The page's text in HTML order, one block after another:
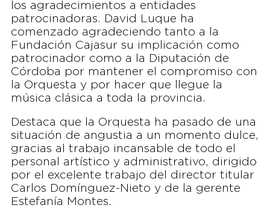
los agradecimientos a entidades
patrocinadoras. David Luque ha
comenzado agradeciendo tanto a la
Fundación Cajasur su implicación como
patrocinador como a la Diputación de
Córdoba por mantener el compromiso con
la Orquesta y por hacer que llegue la
música clásica a toda la provincia.
Destaca que la Orquesta ha pasado de una
situación de angustia a un momento dulce,
gracias al trabajo incansable de todo el
personal artístico y administrativo, dirigido
por el excelente trabajo del director titular
Carlos Domínguez-Nieto y de la gerente
Estefanía Montes.